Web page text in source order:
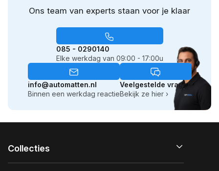
Ons team van experts staan voor je klaar
085 - 0290140
Elke werkdag van 09:00 - 17:00u
info@automatten.nl
Binnen een werkdag reactie
Veelgestelde vragen
Bekijk ze hier ›
Collecties